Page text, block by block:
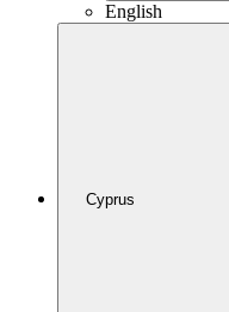
English
Cyprus